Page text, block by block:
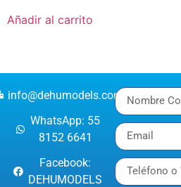
Añadir al carrito
info@dehumodels.com
WhatsApp: 55
8152 6641
Facebook:
DEHUMODELS